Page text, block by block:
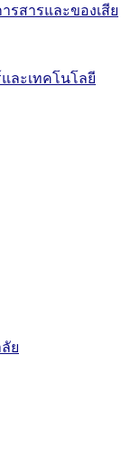
รสารและของเสีย
ละเทคโนโลยี
ย